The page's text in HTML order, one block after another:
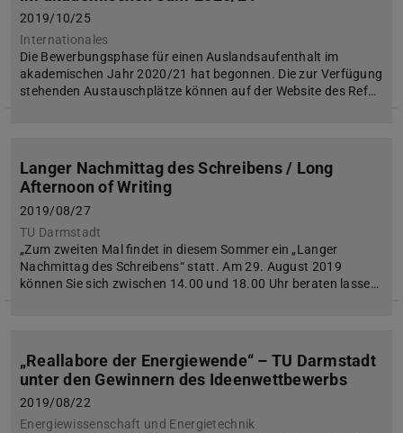
2019/10/25
Internationales
Die Bewerbungsphase für einen Auslandsaufenthalt im
akademischen Jahr 2020/21 hat begonnen. Die zur Verfügung
stehenden Austauschplätze können auf der Website des Ref…
Langer Nachmittag des Schreibens / Long
Afternoon of Writing
2019/08/27
TU Darmstadt
„Zum zweiten Mal findet in diesem Sommer ein „Langer
Nachmittag des Schreibens“ statt. Am 29. August 2019
können Sie sich zwischen 14.00 und 18.00 Uhr beraten lasse…
„Reallabore der Energiewende“ – TU Darmstadt
unter den Gewinnern des Ideenwettbewerbs
2019/08/22
Energiewissenschaft und Energietechnik